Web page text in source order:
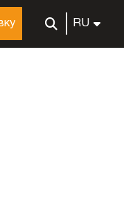
RU